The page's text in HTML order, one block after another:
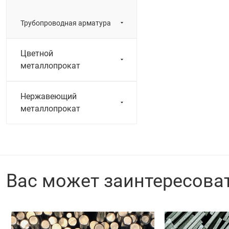
Трубопроводная арматура
Цветной
металлопрокат
Нержавеющий
металлопрокат
Вас может